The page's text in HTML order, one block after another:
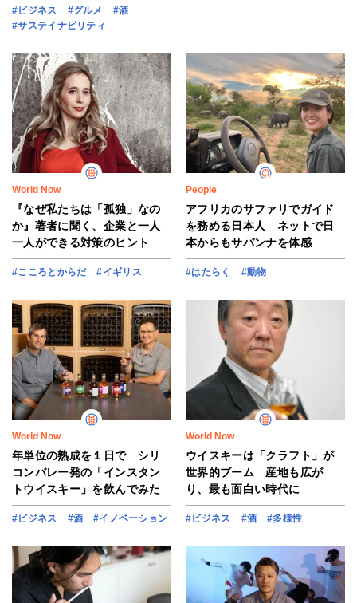
#ビジネス #グルメ
#酒
#サステイナビリティ
World Now
『なぜ私たちは「孤独」なの
か』著者に聞く、企業と一人
一人ができる対策のヒント
#こころとからだ #イギリス
People
アフリカのサファリでガイド
を務める日本人 ネットで日
本からもサバンナを体感
#はたらく #動物
World Now
年単位の熟成を１日で シリ
コンバレー発の「インスタン
トウイスキー」を飲んでみた
#ビジネス #酒 #イノベーション
World Now
ウイスキーは「クラフト」が
世界的ブーム 産地も広が
り、最も面白い時代に
#ビジネス #酒 #多様性